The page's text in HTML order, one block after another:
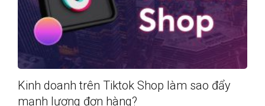
Kinh doanh trên Tiktok Shop làm sao đẩy
mạnh lượng đơn hàng?